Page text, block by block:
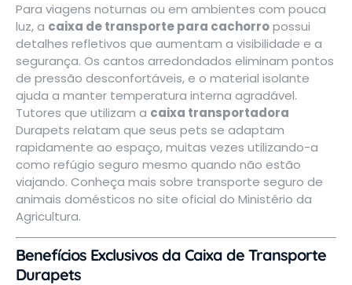
Para viagens noturnas ou em ambientes com pouca
luz, a caixa de transporte para cachorropossui
detalhes refletivos que aumentam a visibilidade e a
segurança. Os cantos arredondados eliminam pontos
de pressão desconfortáveis, e o material isolante
ajuda a manter temperatura interna agradável.
Tutores que utilizam a caixa transportadora
Durapets relatam que seus pets se adaptam
rapidamente ao espaço, muitas vezes utilizando-a
como refúgio seguro mesmo quando não estão
viajando. Conheça mais sobre transporte seguro de
animais domésticos no site oficial do Ministério da
Agricultura.
Benefícios Exclusivos da Caixa de Transporte
Durapets